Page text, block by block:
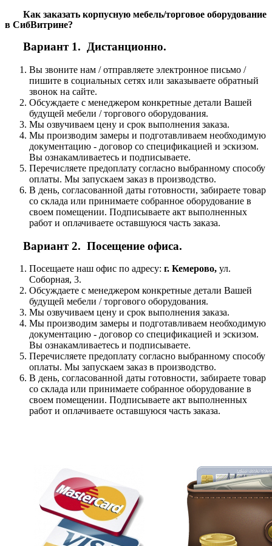
Как заказать корпусную мебель/торговое оборудование
в СибВитрине?
Вариант 1. Дистанционно.
Вы звоните нам / отправляете электронное письмо /
пишите в социальных сетях или заказываете обратный
звонок на сайте.
Обсуждаете с менеджером конкретные детали Вашей
будущей мебели / торгового оборудования.
Мы озвучиваем цену и срок выполнения заказа.
Мы производим замеры и подготавливаем необходимую
документацию - договор со спецификацией и эскизом.
Вы ознакамливаетесь и подписываете.
Перечисляете предоплату согласно выбранному способу
оплаты. Мы запускаем заказ в производство.
В день, согласованной даты готовности, забираете товар
со склада или принимаете собранное оборудование в
своем помещении. Подписываете акт выполненных
работ и оплачиваете оставшуюся часть заказа.
Вариант 2. Посещение офиса.
Посещаете наш офис по адресу: г. Кемерово, ул.
Соборная, 3.
Обсуждаете с менеджером конкретные детали Вашей
будущей мебели / торгового оборудования.
Мы озвучиваем цену и срок выполнения заказа.
Мы производим замеры и подготавливаем необходимую
документацию - договор со спецификацией и эскизом.
Вы ознакамливаетесь и подписываете.
Перечисляете предоплату согласно выбранному способу
оплаты. Мы запускаем заказ в производство.
В день, согласованной даты готовности, забираете товар
со склада или принимаете собранное оборудование в
своем помещении. Подписываете акт выполненных
работ и оплачиваете оставшуюся часть заказа.